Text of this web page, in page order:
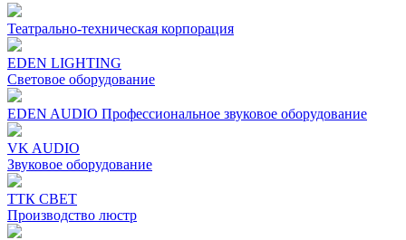
Театрально-техническая корпорация
EDEN LIGHTING
Световое оборудование
EDEN AUDIO Профессиональное звуковое оборудование
VK AUDIO
Звуковое оборудование
ТТК СВЕТ
Производство люстр